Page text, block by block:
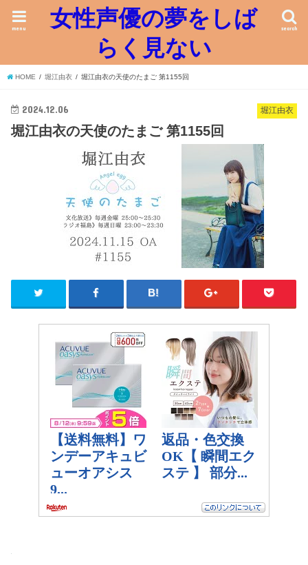
女性声優の夢をしば
らく見ない
search
menu
HOME 堀江由衣 堀江由衣の天使のたまご 第1155回
堀江由衣
2024.12.06
堀江由衣の天使のたまご 第1155回